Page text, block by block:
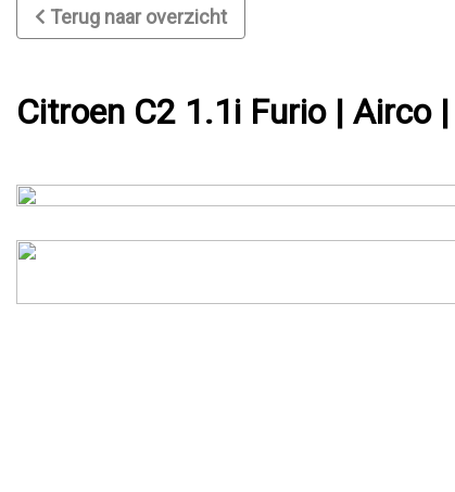
Terug naar overzicht
Citroen C2 1.1i Furio | Airco